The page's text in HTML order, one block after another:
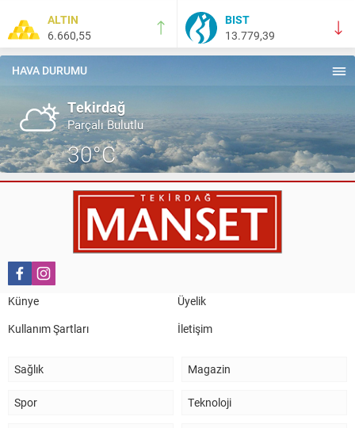
Salih Canikli
5 Kasım 2024 19:54
TEKİRDAĞ İL EMNİYET MÜDÜRÜMÜZE HAYIRLI OLSUN
ALTIN
6.660,55
BIST
13.779,39
HAVA DURUMU
Tekirdağ
Parçalı Bulutlu
30°C
Künye
Üyelik
Kullanım Şartları
İletişim
Sağlık Magazin
Spor Teknoloji